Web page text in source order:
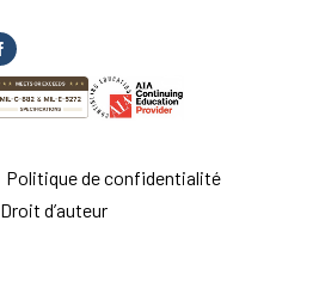
Politique de confidentialité
Droit d’auteur